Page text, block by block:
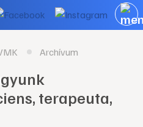
Archívum
terapeuta,